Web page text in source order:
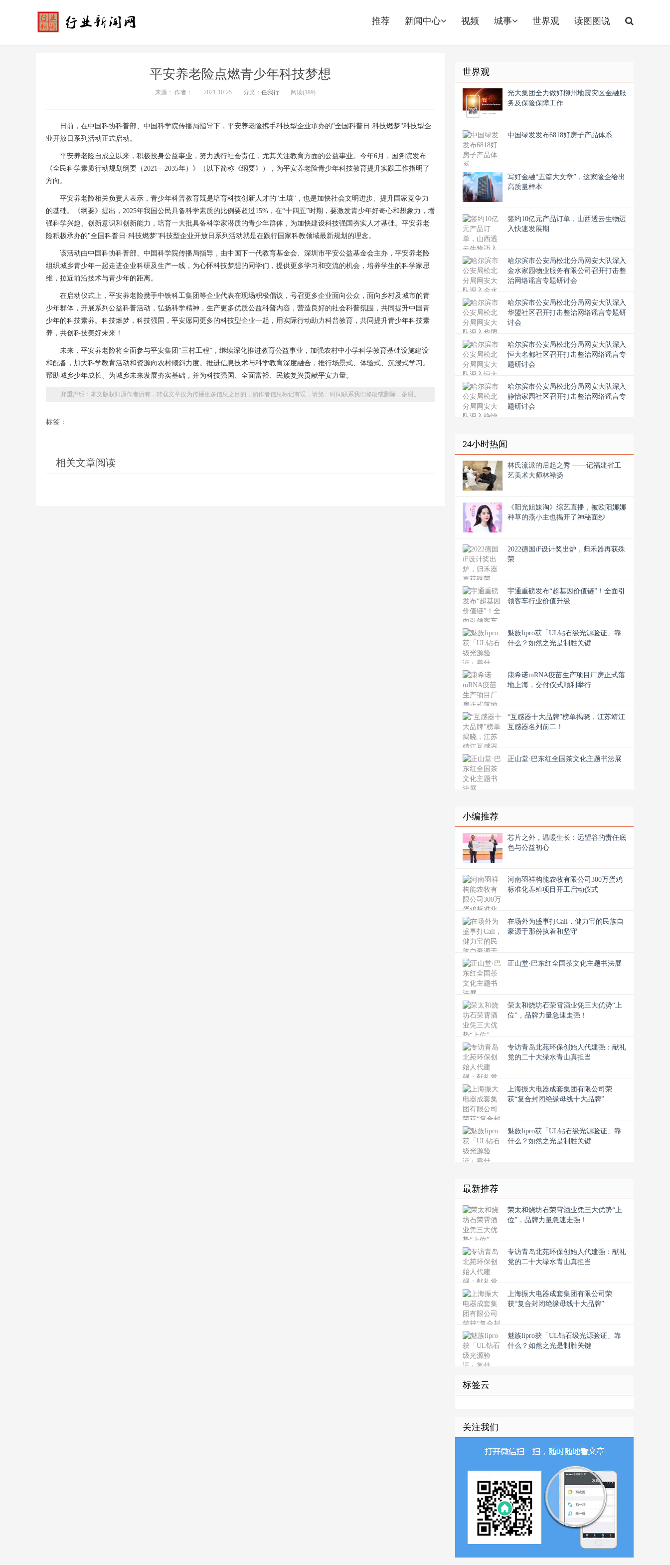
推荐 新闻中心 视频 城事 世界观 读图图说
平安养老险点燃青少年科技梦想
来源： 作者： 2021-10-25 分类： 任我行 阅读(189)
日前，在中国科协科普部、中国科学院传播局指导下，平安养老险携手科技型企业承办的"全国科普日·科技燃梦"科技型企
业开放日系列活动正式启动。
平安养老险自成立以来，积极投身公益事业，努力践行社会责任，尤其关注教育方面的公益事业。今年6月，国务院发布
《全民科学素质行动规划纲要（2021—2035年）》（以下简称《纲要》），为平安养老险青少年科技教育提升实践工作指明了
方向。
平安养老险相关负责人表示，青少年科普教育既是培育科技创新人才的"土壤"，也是加快社会文明进步、提升国家竞争力
的基础。《纲要》提出，2025年我国公民具备科学素质的比例要超过15%，在“十四五”时期，要激发青少年好奇心和想象力，增
强科学兴趣、创新意识和创新能力，培育一大批具备科学家潜质的青少年群体，为加快建设科技强国夯实人才基础。平安养老
险积极承办的"全国科普日·科技燃梦"科技型企业开放日系列活动就是在践行国家科教领域最新规划的理念。
该活动由中国科协科普部、中国科学院传播局指导，由中国下一代教育基金会、深圳市平安公益基金会主办，平安养老险
组织城乡青少年一起走进企业科研及生产一线，为心怀科技梦想的同学们，提供更多学习和交流的机会，培养学生的科学家思
维，拉近前沿技术与青少年的距离。
在启动仪式上，平安养老险携手中铁科工集团等企业代表在现场积极倡议，号召更多企业面向公众，面向乡村及城市的青
少年群体，开展系列公益科普活动，弘扬科学精神，生产更多优质公益科普内容，营造良好的社会科普氛围，共同提升中国青
少年的科技素养。科技燃梦，科技强国，平安愿同更多的科技型企业一起，用实际行动助力科普教育，共同提升青少年科技素
养，共创科技美好未来！
未来，平安养老险将全面参与平安集团“三村工程”，继续深化推进教育公益事业，加强农村中小学科学教育基础设施建设
和配备，加大科学教育活动和资源向农村倾斜力度。推进信息技术与科学教育深度融合，推行场景式、体验式、沉浸式学习。
帮助城乡少年成长、为城乡未来发展夯实基础，并为科技强国、全面富裕、民族复兴贡献平安力量。
郑重声明：本文版权归原作者所有，转载文章仅为传播更多信息之目的，如作者信息标记有误，请第一时间联系我们修改或删除，多谢。
标签：
相关文章阅读
世界观
光大集团全力做好柳州地震灾区金融服
务及保险保障工作
中国绿发发布6818好房子产品体系
写好金融“五篇大文章”，这家险企给出
高质量样本
签约10亿元产品订单，山西透云生物迈
入快速发展期
​哈尔滨市公安局松北分局网安大队深入
金水家园物业服务有限公司召开打击整
治网络谣言专题研讨会
​哈尔滨市公安局松北分局网安大队深入
华盟社区召开打击整治网络谣言专题研
讨会
​哈尔滨市公安局松北分局网安大队深入
恒大名都社区召开打击整治网络谣言专
题研讨会
​哈尔滨市公安局松北分局网安大队深入
静怡家园社区召开打击整治网络谣言专
题研讨会
24小时热闻
林氏流派的后起之秀 ——记福建省工
艺美术大师林禄扬
《阳光姐妹淘》综艺直播，被欧阳娜娜
种草的燕小主也揭开了神秘面纱
2022德国iF设计奖出炉，归禾器再获殊
荣
宇通重磅发布“超基因价值链”！全面引
领客车行业价值升级
魅族lipro获「UL钻石级光源验证」靠
什么？如然之光是制胜关键
康希诺mRNA疫苗生产项目厂房正式落
地上海，交付仪式顺利举行
“互感器十大品牌”榜单揭晓，江苏靖江
互感器名列前二！
正山堂·巴东红全国茶文化主题书法展
小编推荐
芯片之外，温暖生长：远望谷的责任底
色与公益初心
河南羽祥构能农牧有限公司300万蛋鸡
标准化养殖项目开工启动仪式
在场外为盛事打Call，健力宝的民族自
豪源于那份执着和坚守
正山堂·巴东红全国茶文化主题书法展
荣太和烧坊石荣霄酒业凭三大优势“上
位”，品牌力量急速走强！
专访青岛北苑环保创始人代建强：献礼
党的二十大绿水青山真担当
上海振大电器成套集团有限公司荣
获“复合封闭绝缘母线十大品牌”
魅族lipro获「UL钻石级光源验证」靠
什么？如然之光是制胜关键
最新推荐
荣太和烧坊石荣霄酒业凭三大优势“上
位”，品牌力量急速走强！
专访青岛北苑环保创始人代建强：献礼
党的二十大绿水青山真担当
上海振大电器成套集团有限公司荣
获“复合封闭绝缘母线十大品牌”
魅族lipro获「UL钻石级光源验证」靠
什么？如然之光是制胜关键
标签云
关注我们